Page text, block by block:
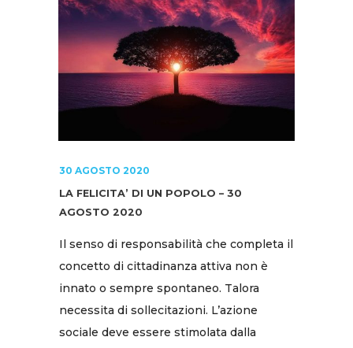
30 AGOSTO 2020
LA FELICITA’ DI UN POPOLO – 30
AGOSTO 2020
Il senso di responsabilità che completa il
concetto di cittadinanza attiva non è
innato o sempre spontaneo. Talora
necessita di sollecitazioni. L’azione
sociale deve essere stimolata dalla